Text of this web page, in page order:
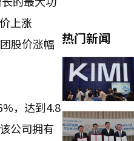
上涨
股价涨幅
，达到4.8
公司拥有
热门新闻